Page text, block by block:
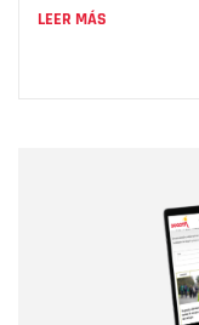
LEER MÁS
Correo